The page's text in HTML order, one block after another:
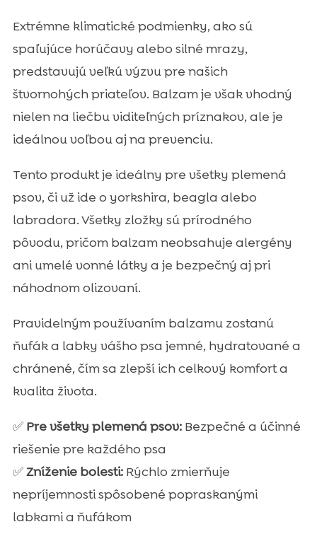
Extrémne klimatické podmienky, ako sú
spaľujúce horúčavy alebo silné mrazy,
predstavujú veľkú výzvu pre našich
štvornohých priateľov. Balzam je však vhodný
nielen na liečbu viditeľných príznakov, ale je
ideálnou voľbou aj na prevenciu.
Tento produkt je ideálny pre všetky plemená
psov, či už ide o yorkshira, beagla alebo
labradora. Všetky zložky sú prírodného
pôvodu, pričom balzam neobsahuje alergény
ani umelé vonné látky a je bezpečný aj pri
náhodnom olizovaní.
Pravidelným používaním balzamu zostanú
ňufák a labky vášho psa jemné, hydratované a
chránené, čím sa zlepší ich celkový komfort a
kvalita života.
✅ Pre všetky plemená psov:Bezpečné a účinné
riešenie pre každého psa
✅Zníženie bolesti:Rýchlo zmierňuje
nepríjemnosti spôsobené popraskanými
labkami a ňufákom